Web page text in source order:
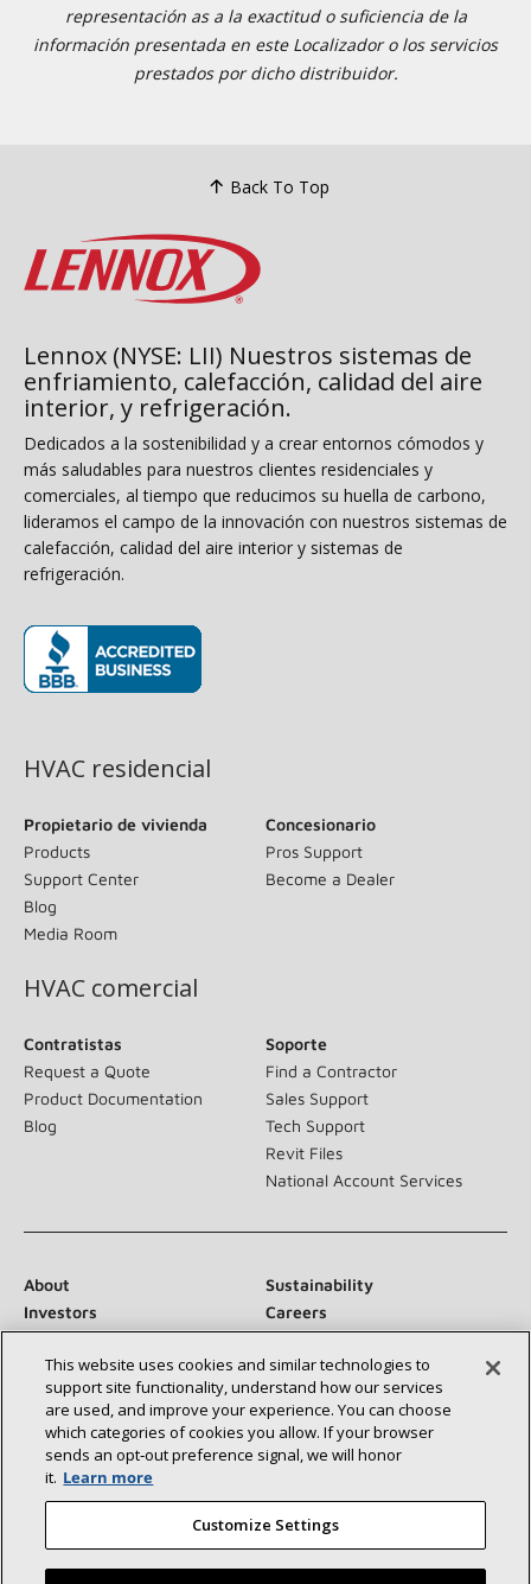
representación as a la exactitud o suficiencia de la
información presentada en este Localizador o los servicios
prestados por dicho distribuidor.
Back To Top
Lennox (NYSE: LII) Nuestros sistemas de
enfriamiento, calefacción, calidad del aire
interior, y refrigeración.
Dedicados a la sostenibilidad y a crear entornos cómodos y
más saludables para nuestros clientes residenciales y
comerciales, al tiempo que reducimos su huella de carbono,
lideramos el campo de la innovación con nuestros sistemas de
calefacción, calidad del aire interior y sistemas de
refrigeración.
HVAC residencial
Propietario de vivienda
Products
Support Center
Blog
Media Room
Concesionario
Pros Support
Become a Dealer
HVAC comercial
Contratistas
Request a Quote
Product Documentation
Blog
Soporte
Find a Contractor
Sales Support
Tech Support
Revit Files
National Account Services
About
Sustainability
Investors
Careers
Suppliers
Contact Us
Newsroom
Conéctese con nosotros:
This website uses cookies and similar technologies to
support site functionality, understand how our services
are used, and improve your experience. You can choose
which categories of cookies you allow. If your browser
sends an opt‑out preference signal, we will honor
it. Learn more
Customize Settings